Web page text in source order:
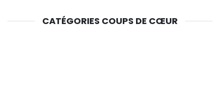
CATÉGORIES COUPS DE CŒUR